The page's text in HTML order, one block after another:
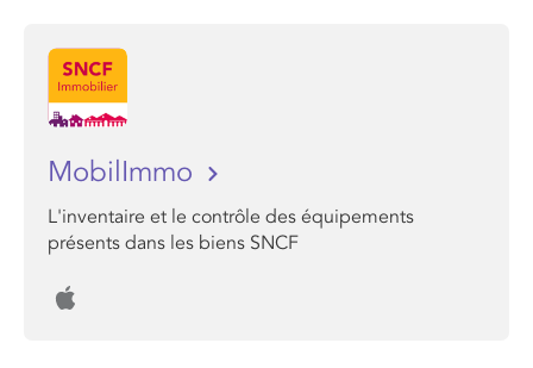
MobilImmo
L'inventaire et le contrôle des équipements
présents dans les biens SNCF